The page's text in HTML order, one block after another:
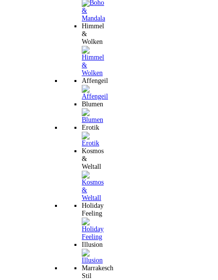
Himmel
&
Wolken
Affengeil
Blumen
Erotik
Kosmos
&
Weltall
Holiday
Feeling
Illusion
Marrakesch
Stil